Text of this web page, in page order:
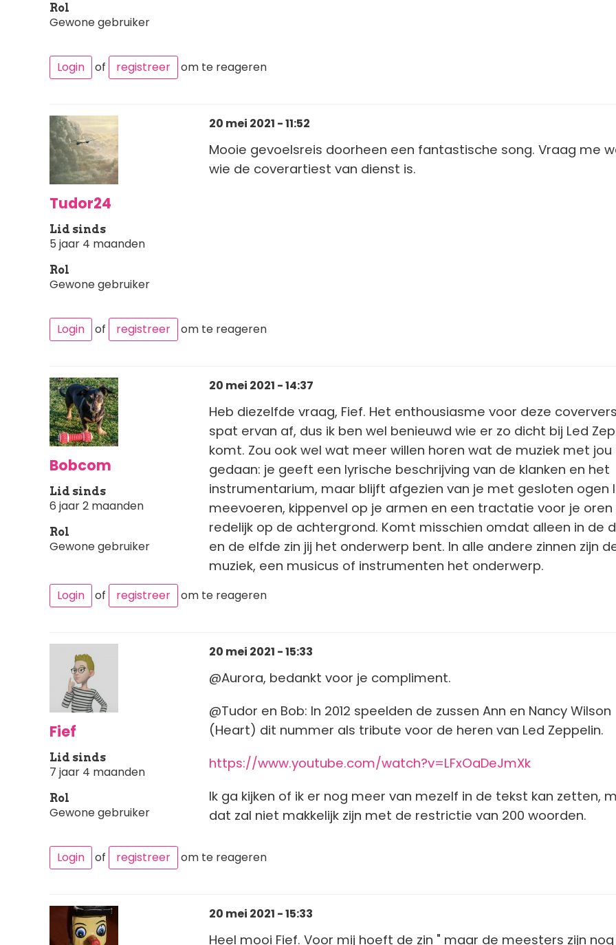
Rol
Gewone gebruiker
Login of registreer om te reageren
Tudor24
Lid sinds
5 jaar 4 maanden
Rol
Gewone gebruiker
20 mei 2021 - 11:52
Mooie gevoelsreis doorheen een fantastische song. Vraag me
wie de coverartiest van dienst is.
Login of registreer om te reageren
Bobcom
Lid sinds
6 jaar 2 maanden
Rol
Gewone gebruiker
20 mei 2021 - 14:37
Heb diezelfde vraag, Fief. Het enthousiasme voor deze
spat ervan af, dus ik ben wel benieuwd wie er zo dicht bij Led
komt. Zou ook wel wat meer willen horen wat de muziek met
gedaan: je geeft een lyrische beschrijving van de klanken en het
instrumentarium, maar blijft afgezien van je met gesloten ogen
meevoeren, kippenvel op je armen en een tractatie voor je oren
redelijk op de achtergrond. Komt misschien omdat alleen in de
en de elfde zin jij het onderwerp bent. In alle andere zinnen zijn
muziek, een musicus of instrumenten het onderwerp.
Login of registreer om te reageren
Fief
Lid sinds
7 jaar 4 maanden
Rol
Gewone gebruiker
20 mei 2021 - 15:33
@Aurora, bedankt voor je compliment.
@Tudor en Bob: In 2012 speelden de zussen Ann en Nancy Wilson
(Heart) dit nummer als tribute voor de heren van Led Zeppelin.
https://www.youtube.com/watch?v=LFxOaDeJmXk
Ik ga kijken of ik er nog meer van mezelf in de tekst kan zetten,
dat zal niet makkelijk zijn met de restrictie van 200 woorden.
Login of registreer om te reageren
20 mei 2021 - 15:33
Heel mooi Fief. Voor mij hoeft de zin " maar de meesters zijn